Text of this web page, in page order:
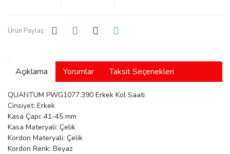
Ürün Paylaş :
Açıklama Yorumlar Taksit Seçenekleri
QUANTUM PWG1077.390 Erkek Kol Saati
Cinsiyet: Erkek
Kasa Çapı: 41-45 mm
Kasa Materyali: Çelik
Kordon Materyali: Çelik
Kordon Renk: Beyaz